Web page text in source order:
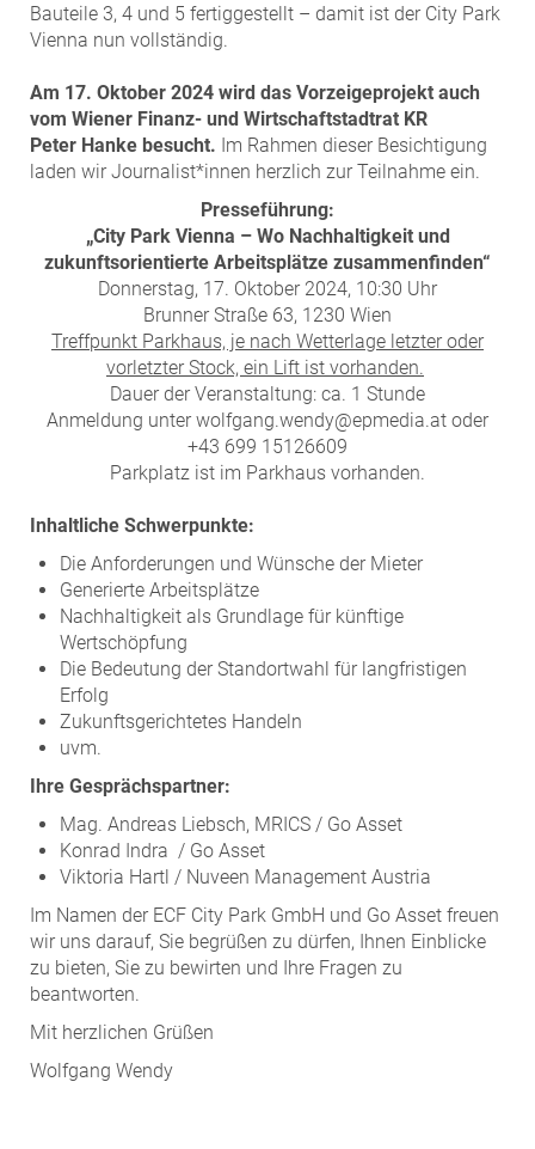
Bauteile 3, 4 und 5 fertiggestellt – damit ist der City Park
Vienna nun vollständig.
Am 17. Oktober 2024 wird das Vorzeigeprojekt auch
vom Wiener Finanz- und Wirtschaftstadtrat KR
Peter Hanke besucht. Im Rahmen dieser Besichtigung
laden wir Journalist*innen herzlich zur Teilnahme ein.
Presseführung:
„City Park Vienna – Wo Nachhaltigkeit und
zukunftsorientierte Arbeitsplätze zusammenfinden“
Donnerstag, 17. Oktober 2024, 10:30 Uhr
Brunner Straße 63, 1230 Wien
Treffpunkt Parkhaus, je nach Wetterlage letzter oder
vorletzter Stock, ein Lift ist vorhanden.
Dauer der Veranstaltung: ca. 1 Stunde
Anmeldung unter wolfgang.wendy@epmedia.at oder
+43 699 15126609
Parkplatz ist im Parkhaus vorhanden.
Inhaltliche Schwerpunkte:
Die Anforderungen und Wünsche der Mieter
Generierte Arbeitsplätze
Nachhaltigkeit als Grundlage für künftige
Wertschöpfung
Die Bedeutung der Standortwahl für langfristigen
Erfolg
Zukunftsgerichtetes Handeln
uvm.
Ihre Gesprächspartner:
Mag. Andreas Liebsch, MRICS / Go Asset
Konrad Indra / Go Asset
Viktoria Hartl / Nuveen Management Austria
Im Namen der ECF City Park GmbH und Go Asset freuen
wir uns darauf, Sie begrüßen zu dürfen, Ihnen Einblicke
zu bieten, Sie zu bewirten und Ihre Fragen zu
beantworten.
Mit herzlichen Grüßen
Wolfgang Wendy